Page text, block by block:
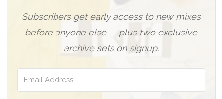
Subscribers get early access to new mixes
before anyone else — plus two exclusive
archive sets on signup.